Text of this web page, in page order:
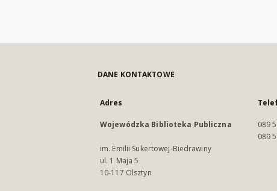
DANE KONTAKTOWE
Adres
Wojewódzka Biblioteka Publiczna
im. Emilii Sukertowej-Biedrawiny
ul. 1 Maja 5
10-117 Olsztyn
089
089